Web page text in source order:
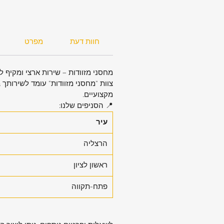
מנגנון נשיאה מחוזק: ידית
במיוחד מרובת שלבים, עשויה
תיקי נסיעות נוספים בקלות.
ביטחון מלא: מנעול קומבינציה
המזוודה לאבטחת שני ראשי
על הציוד שלכם בטוח בכל שלב
ראשוני 0-0-0, ניתן להחלפה בקלות).
ארגון חכם: תא רשת פנימי מרווח
לארגון נוח של החפצים שלכם.
לשמירה על הבגדים מקופלים,
קמטים.
וחזקות בחלק העליון ובצד
מפרט חוות דעת
מחסני מזוודות – שירות ארצי
צוות "מחסני מזוודות" עומד
מקצועיים.
📍 הסניפים שלנו:
עיר
הרצליה
ראשון לציון
פתח-תקווה